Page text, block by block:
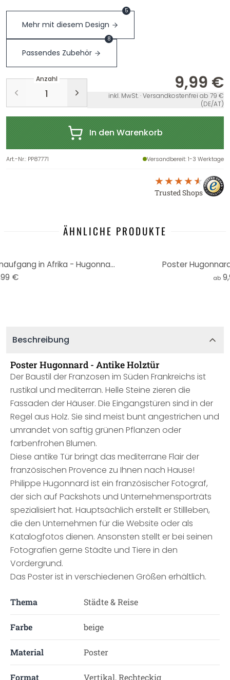
Mehr mit diesem Design
5
Passendes Zubehör
8
Anzahl 9,99 €
inkl. MwSt. · Versandkostenfrei ab 79 €
(DE/AT)
In den Warenkorb
Art.-Nr.: PP87771 Versandbereit: 1-3 Werktage
Trusted Shops
ÄHNLICHE PRODUKTE
Poster Strandküste bei Sonnenaufgang in Afrika - Hugonnard - Rund
€
Poster
ab
Beschreibung
Poster Hugonnard - Antike Holztür
Der Baustil der Franzosen im Süden Frankreichs ist
rustikal und mediterran. Helle Steine zieren die
Fassaden der Häuser. Die Eingangstüren sind in der
Regel aus Holz. Sie sind meist bunt angestrichen und
umrandet von saftig grünen Pflanzen oder
farbenfrohen Blumen.
Diese antike Tür bringt das mediterrane Flair der
französischen Provence zu Ihnen nach Hause!
Philippe Hugonnard ist ein französischer Fotograf,
der sich auf Packshots und Unternehmensporträts
spezialisiert hat. Hauptsächlich erstellt er Stillleben,
die den Unternehmen für die Website oder als
Katalogfotos dienen. Ansonsten stellt er bei seinen
Fotografien gerne Städte und Tiere in den
Vordergrund.
Das Poster ist in verschiedenen Größen erhältlich.
Thema Städte & Reise
Farbe beige
Material Poster
Format Vertikal, Rechteckig